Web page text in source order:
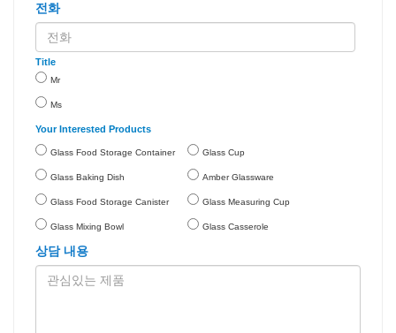
전화
Title
Mr
Ms
Your Interested Products
Glass Food Storage Container
Glass Baking Dish
Glass Food Storage Canister
Glass Mixing Bowl
Glass Cup
Amber Glassware
Glass Measuring Cup
Glass Casserole
상담 내용